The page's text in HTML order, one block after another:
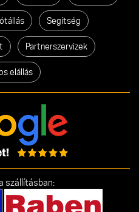
Segítség
Partnerszervizek
elállás
szállításban: